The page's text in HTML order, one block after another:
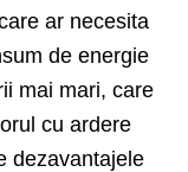
ar necesita
de energie
mai mari, care
cu ardere
dezavantajele